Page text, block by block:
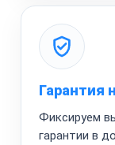
Гарантия
Фиксируем
гарантии в